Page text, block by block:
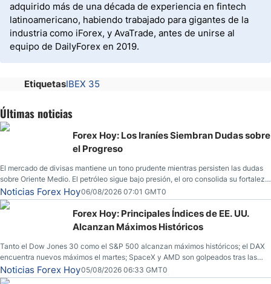
adquirido más de una década de experiencia en fintech
latinoamericano, habiendo trabajado para gigantes de la
industria como iForex, y AvaTrade, antes de unirse al
equipo de DailyForex en 2019.
EtiquetasIBEX 35
Últimas noticias
Forex Hoy: Los Iraníes Siembran Dudas sobre
el Progreso
El mercado de divisas mantiene un tono prudente mientras persisten las dudas
sobre Oriente Medio. El petróleo sigue bajo presión, el oro consolida su fortaleza
y los operadores esperan nuevas referencias económicas desde Estados
Unidos.
Noticias Forex Hoy06/08/2026 07:01 GMT0
Forex Hoy: Principales Índices de EE. UU.
Alcanzan Máximos Históricos
Tanto el Dow Jones 30 como el S&P 500 alcanzan máximos históricos; el DAX
encuentra nuevos máximos el martes; SpaceX y AMD son golpeados tras las
llamadas de ganancias; el petróleo crudo cae por debajo de los $80 con nuevas
esperanzas; el dólar estadounidense continúa intentando estabilizarse frente al
Noticias Forex Hoy05/08/2026 06:33 GMT0